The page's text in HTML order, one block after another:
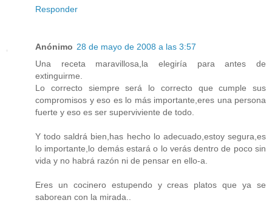
Responder
Anónimo 28 de mayo de 2008 a las 3:57
Una receta maravillosa,la elegiría para antes de
extinguirme.
Lo correcto siempre será lo correcto que cumple sus
compromisos y eso es lo más importante,eres una persona
fuerte y eso es ser superviviente de todo.
Y todo saldrá bien,has hecho lo adecuado,estoy segura,es
lo importante,lo demás estará o lo verás dentro de poco sin
vida y no habrá razón ni de pensar en ello-a.
Eres un cocinero estupendo y creas platos que ya se
saborean con la mirada..